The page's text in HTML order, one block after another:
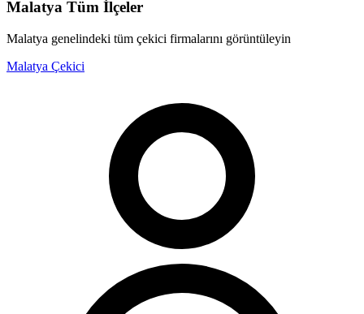
Malatya Tüm İlçeler
Malatya genelindeki tüm çekici firmalarını görüntüleyin
Malatya Çekici